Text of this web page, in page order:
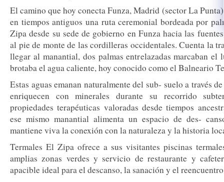
El camino que hoy conecta Funza, Madrid (sector La
en tiempos antiguos una ruta ceremonial bordeada por
Zipa desde su sede de gobierno en Funza hacia las
al pie de monte de las cordilleras occidentales. Cuenta la
llegar al manantial, dos palmas entrelazadas marcaban el
brotaba el agua caliente, hoy conocido como el Balneario
Estas aguas emanan naturalmente del sub- suelo a través
enriquecen con minerales durante su recorrido
propiedades terapéuticas valoradas desde tiempos
ese mismo manantial alimenta un espacio de des-
mantiene viva la conexión con la naturaleza y la historia
Termales El Zipa ofrece a sus visitantes piscinas
amplias zonas verdes y servicio de restaurante y
apacible ideal para el descanso, la sanación y el